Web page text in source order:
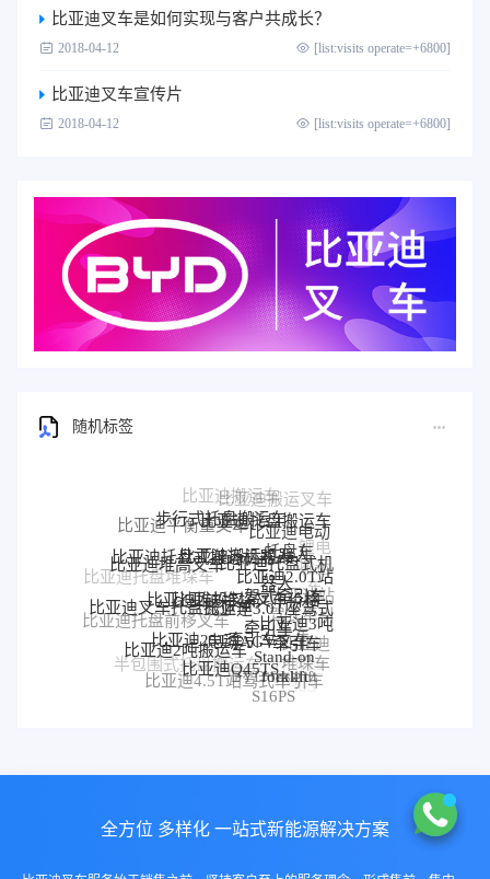
比亚迪叉车是如何实现与客户共成长？
2018-04-12 [list:visits operate=+6800]
比亚迪叉车宣传片
2018-04-12 [list:visits operate=+6800]
随机标签
比亚迪平衡重叉车
步行式托盘搬运车
比亚迪托盘搬运车
比亚迪电动
托盘车锂电
搬运
车
比亚迪托盘堆垛车
比亚迪堆高叉车
比亚迪托盘式搬运机器人
比亚迪搬运机器人
比亚迪托盘式机
器人
比亚迪2.0T站
驾式牵引车
比亚迪站
驾式牵引
车
比亚迪托盘前移叉车
比亚迪叉车托盘搬运车
比亚迪堆垛叉车
比亚迪堆垛叉车价格
比亚迪3.0T座驾式
牵引车
比亚迪3吨
牵引车
比亚迪
堆垛车
比亚迪
P30S
比亚迪仓储叉车
半包围式托盘搬运车
比亚迪2吨搬运车
比亚迪25T牵引车
电动AGV叉车
Stand-on
forklift
BYD forklift
S16PS
比亚迪4.5T站驾式牵引车
比亚迪Q45TS
全方位 多样化 一站式新能源解决方案